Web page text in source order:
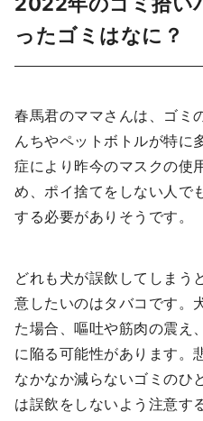
ったゴミはなに？
春馬君のママさんは、ゴミ
んちやペットボトルが特に
症により昨今のマスクの使
め、ポイ捨てをしない人で
する必要がありそうです。
どれも犬が誤飲してしまう
意したいのはタバコです。
た場合、嘔吐や筋肉の震え
に陥る可能性があります。
なかなか減らないゴミのひ
は誤飲をしないよう注意す